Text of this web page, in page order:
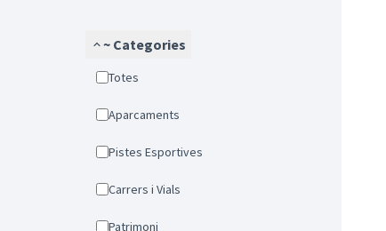
~ Categories
Totes
Aparcaments
Pistes Esportives
Carrers i Vials
Patrimoni